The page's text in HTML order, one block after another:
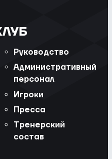
Руководство
Административный
персонал
Игроки
Пресса
Тренерский
состав